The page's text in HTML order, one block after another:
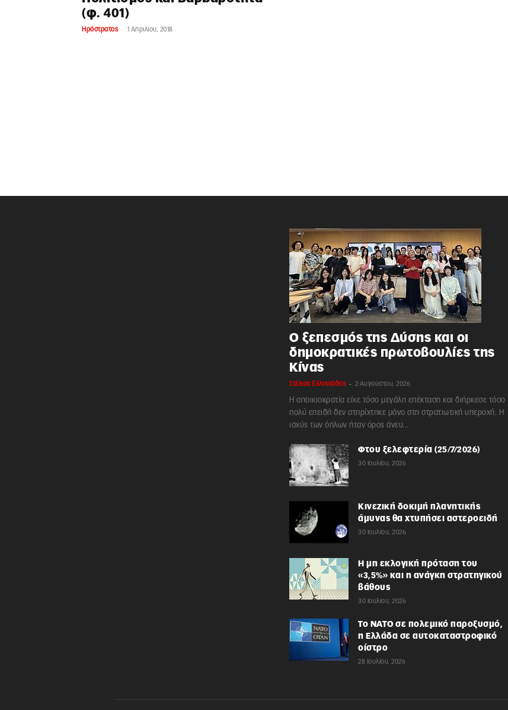
(φ. 401)
Ηρόστρατος - 1 Απριλίου, 2018
Ο ξεπεσμός της Δύσης και οι
δημοκρατικές πρωτοβουλίες της
Κίνας
Στέλιος Ελληνιάδης - 2 Αυγούστου, 2026
Η αποικιοκρατία είχε τόσο μεγάλη επέκταση και διήρκεσε τόσο
πολύ επειδή δεν στηρίχτηκε μόνο στη στρατιωτική υπεροχή. Η
ισχύς των όπλων ήταν όρος άνευ...
Φτου ξελεφτερία (25/7/2026)
30 Ιουλίου, 2026
Κινεζική δοκιμή πλανητικής
άμυνας θα χτυπήσει αστεροειδή
30 Ιουλίου, 2026
Η μη εκλογική πρόταση του
«3,5%» και η ανάγκη στρατηγικού
βάθους
30 Ιουλίου, 2026
Το ΝΑΤΟ σε πολεμικό παροξυσμό,
η Ελλάδα σε αυτοκαταστροφικό
οίστρο
28 Ιουλίου, 2026